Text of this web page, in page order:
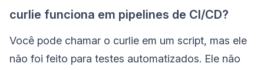
curlie funciona em pipelines de CI/CD?
Você pode chamar o curlie em um script, mas ele
não foi feito para testes automatizados. Ele não